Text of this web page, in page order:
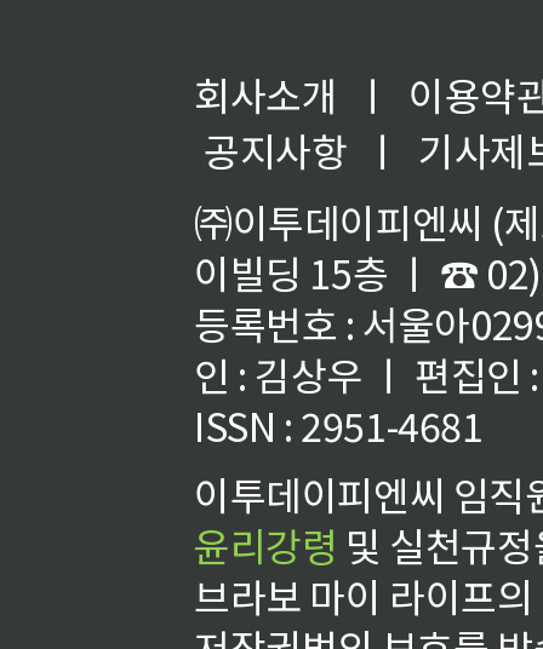
회사소개 ㅣ
이용약
공지사항
ㅣ
기사제
㈜이투데이피엔씨 (
이빌딩 15층 ㅣ ☎
등록번호 : 서울아
인 : 김상우 ㅣ 편집인
ISSN : 2951-4681
이투데이피엔씨 임
윤리강령 및 실천규
브라보 마이 라이프